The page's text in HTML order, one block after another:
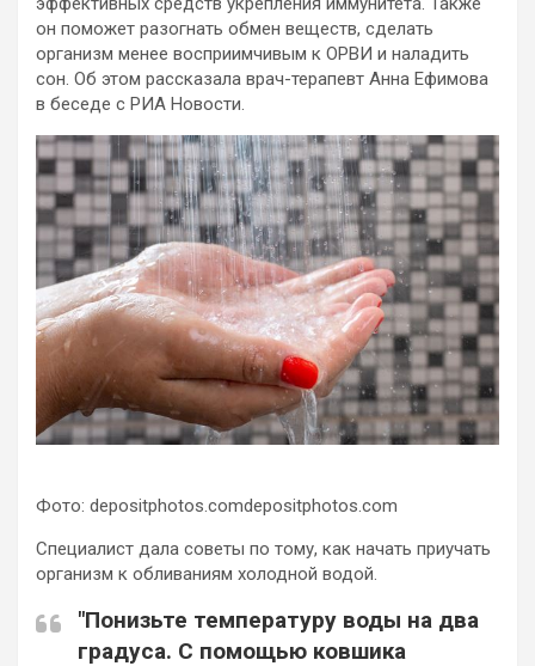
он поможет разогнать обмен веществ, сделать
организм менее восприимчивым к ОРВИ и наладить
сон. Об этом рассказала врач-терапевт Анна Ефимова
в беседе с РИА Новости.
Фото: depositphotos.comdepositphotos.com
Специалист дала советы по тому, как начать приучать
организм к обливаниям холодной водой.
"Понизьте температуру воды на два
градуса. С помощью ковшика